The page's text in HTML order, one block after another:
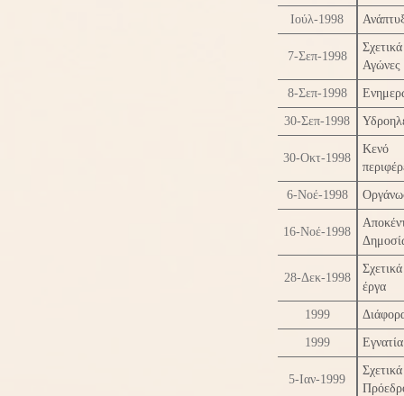
Ιούλ-1998
7-Σεπ-1998
Αγώνες
8-Σεπ-1998
30-Σεπ-1998
30-Οκτ-1998
Κενό
6-Νοέ-1998
16-Νοέ-1998
28-Δεκ-1998
έργα
1999
1999
5-Ιαν-1999